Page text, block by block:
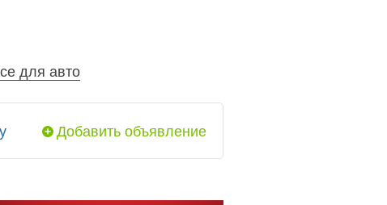
для авто
Добавить объявление